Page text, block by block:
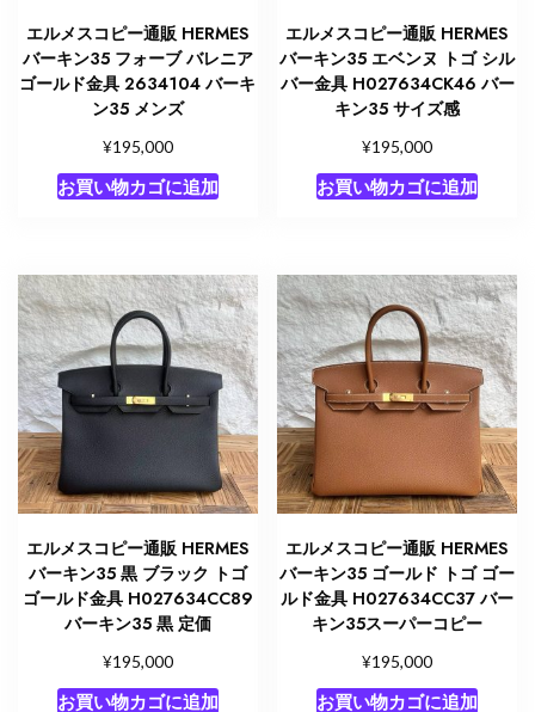
エルメスコピー通販 HERMES
バーキン35 フォーブ バレニア
ゴールド金具 2634104 バーキ
ン35 メンズ
¥195,000
お買い物カゴに追加
エルメスコピー通販 HERMES
バーキン35 エベンヌ トゴ シル
バー金具 H027634CK46 バー
キン35 サイズ感
¥195,000
お買い物カゴに追加
エルメスコピー通販 HERMES
バーキン35 黒 ブラック トゴ
ゴールド金具 H027634CC89
バーキン35 黒 定価
¥195,000
お買い物カゴに追加
エルメスコピー通販 HERMES
バーキン35 ゴールド トゴ ゴー
ルド金具 H027634CC37 バー
キン35スーパーコピー
¥195,000
お買い物カゴに追加